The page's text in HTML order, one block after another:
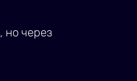
, но через